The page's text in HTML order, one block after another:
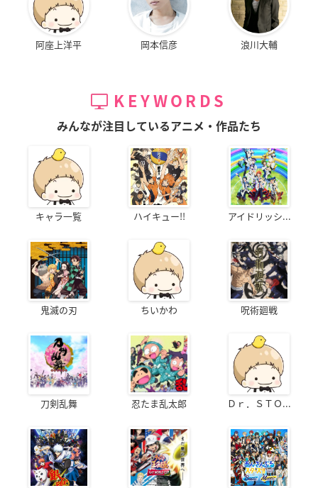
阿座上洋平 岡本信彦 浪川大輔
KEYWORDS
みんなが注目しているアニメ・作品たち
キャラ一覧 ハイキュー!! アイドリッシ...
鬼滅の刃 ちいかわ 呪術廻戦
刀剣乱舞 忍たま乱太郎 Ｄｒ．ＳＴＯ...